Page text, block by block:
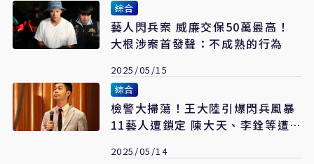
綜合
藝人閃兵案 威廉交保50萬最高！
大根涉案首發聲：不成熟的行為
2025/05/15
綜合
檢警大掃蕩！王大陸引爆閃兵風暴
11藝人遭鎖定 陳大天、李銓等遭
2025/05/14